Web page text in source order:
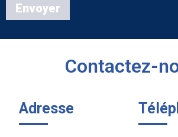
Envoyer
Contactez-
Adresse